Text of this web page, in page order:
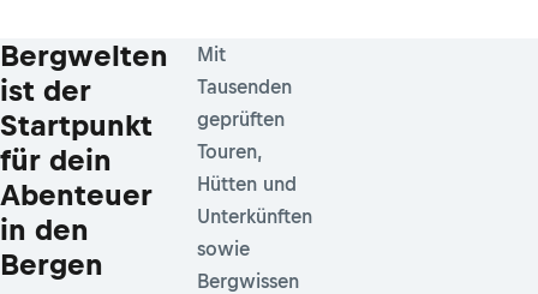
Bergwelten
ist der
Startpunkt
für dein
Abenteuer
in den
Bergen
Mit
Tausenden
geprüften
Touren,
Hütten und
Unterkünften
sowie
Bergwissen